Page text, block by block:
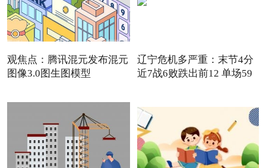
观焦点：腾讯混元发布混元
图像3.0图生图模型
辽宁危机多严重：末节4分
近7战6败跌出前12 单场59